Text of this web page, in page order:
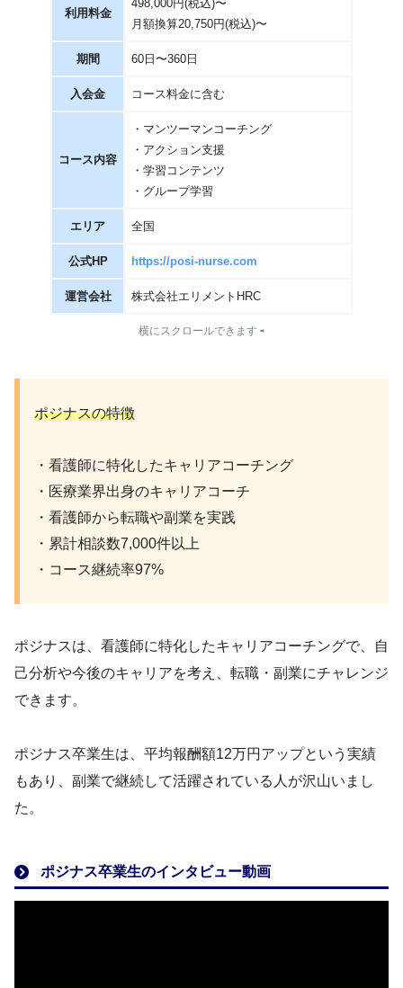
利用料金
498,000円(税込)〜
月額換算20,750円(税込)〜
期間 60日〜360日
入会金 コース料金に含む
コース内容
・マンツーマンコーチング
・アクション支援
・学習コンテンツ
・グループ学習
エリア 全国
公式HP https://posi-nurse.com
運営会社 株式会社エリメントHRC
横にスクロールできます ⇨
ポジナスの特徴
・看護師に特化したキャリアコーチング
・医療業界出身のキャリアコーチ
・看護師から転職や副業を実践
・累計相談数7,000件以上
・コース継続率97%
ポジナスは、看護師に特化したキャリアコーチングで、自
己分析や今後のキャリアを考え、転職・副業にチャレンジ
できます。
ポジナス卒業生は、平均報酬額12万円アップという実績
もあり、副業で継続して活躍されている人が沢山いまし
た。
ポジナス卒業生のインタビュー動画